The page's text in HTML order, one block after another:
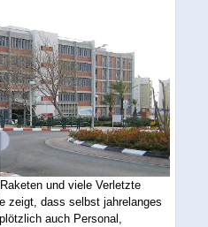
und viele Verletzte
zeigt, dass selbst jahrelanges
auch Personal,